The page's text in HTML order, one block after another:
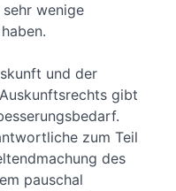
wenige
und der
gibt
zum Teil
des
pauschal